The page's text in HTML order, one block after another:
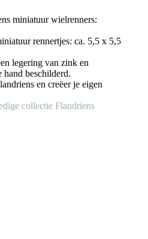
miniatuur wielrenners:
rennertjes: ca. 5,5 x 5,5
legering van zink en
hand beschilderd.
en creëer je eigen
collectie Flandriens